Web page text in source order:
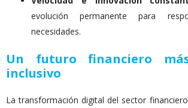
evolución permanente para
necesidades.
Un futuro financiero
inclusivo
La transformación digital del sector